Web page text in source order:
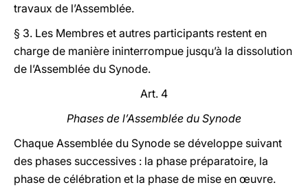
travaux de l’Assemblée.
§ 3. Les Membres et autres participants restent en
charge de manière ininterrompue jusqu’à la dissolution
de l’Assemblée du Synode.
Art. 4
Phases de l’Assemblée du Synode
Chaque Assemblée du Synode se développe suivant
des phases successives : la phase préparatoire, la
phase de célébration et la phase de mise en œuvre.